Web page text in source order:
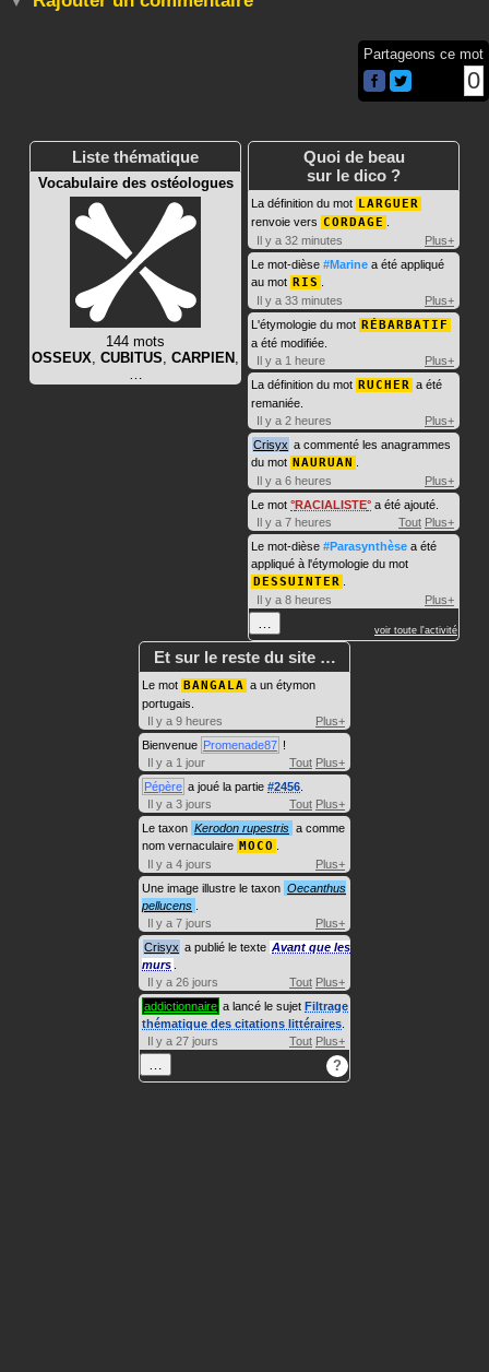
Partageons ce mot
0
Liste thématique
Vocabulaire des ostéologues
144 mots
OSSEUX, CUBITUS, CARPIEN ,
…
Quoi de beau
sur le dico ?
La définition du mot LARGUER
renvoie vers CORDAGE
Il y a 32 minutes
Plus+
Le mot-dièse #Marine a été appliqué
au mot RIS
Il y a 33 minutes
Plus+
L'étymologie du mot RÉBARBATIF
a été modifiée.
Il y a 1 heure
Plus+
La définition du mot RUCHER a été
remaniée.
Il y a 2 heures
Plus+
Crisyx a commenté les anagrammes
du mot NAURUAN
Il y a 6 heures
Plus+
Le mot RACIALISTE a été ajouté.
Il y a 7 heures
Tout Plus+
Le mot-dièse #Parasynthèse a été
appliqué à l'étymologie du mot
DESSUINTER
Il y a 8 heures
Plus+
… voir toute l'activité
Et sur le reste du site …
Le mot BANGALA a un étymon
portugais.
Il y a 9 heures
Plus+
Bienvenue Promenade87 !
Il y a 1 jour
Tout Plus+
Pépère a joué la partie #2456
Il y a 3 jours
Tout Plus+
Le taxon Kerodon rupestris a comme
nom vernaculaire MOCO
Il y a 4 jours
Plus+
Une image illustre le taxon Oecanthus
pellucens
Il y a 7 jours
Plus+
Crisyx a publié le texte Avant que les
murs
Il y a 26 jours
Tout Plus+
addictionnaire a lancé le sujet Filtrage
thématique des citations littéraires
Il y a 27 jours
Tout Plus+
… ?